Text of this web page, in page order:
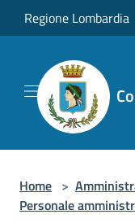
Salta al contenuto
Regione Lombardia
Home >
Personale